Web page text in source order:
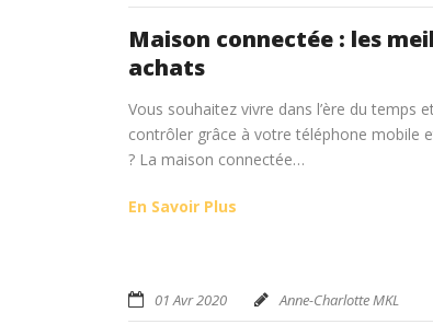
Maison connectée : les
achats
Vous souhaitez vivre dans l’ère du temps
contrôler grâce à votre téléphone mobile
? La maison connectée…
En Savoir Plus
01 Avr 2020 Anne-Charlotte MKL